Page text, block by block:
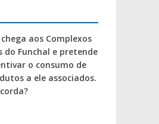
aos Complexos
do Funchal e pretende
o consumo de
a ele associados.